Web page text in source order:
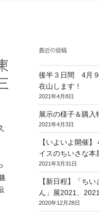
最近の投稿
後半３日間 4月９
在山します！
2021年4月8日
展示の様子＆購入
2021年4月3日
【いよいよ開催
イスのちいさな本
2021年3月31日
【新日程】「ち
ん」展2021、
2020年12月28日